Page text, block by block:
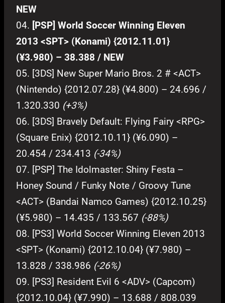
NEW
04. [PSP] World Soccer Winning Eleven
2013 <SPT> (Konami) {2012.11.01}
(¥3.980) – 38.388 / NEW
05. [3DS] New Super Mario Bros. 2 # <ACT>
(Nintendo) {2012.07.28} (¥4.800) – 24.696 /
1.320.330 (+3%)
06. [3DS] Bravely Default: Flying Fairy <RPG>
(Square Enix) {2012.10.11} (¥6.090) –
20.454 / 234.413 (-34%)
07. [PSP] The Idolmaster: Shiny Festa –
Honey Sound / Funky Note / Groovy Tune
<ACT> (Bandai Namco Games) {2012.10.25}
(¥5.980) – 14.435 / 133.567 (-88%)
08. [PS3] World Soccer Winning Eleven 2013
<SPT> (Konami) {2012.10.04} (¥7.980) –
13.828 / 338.986 (-26%)
09. [PS3] Resident Evil 6 <ADV> (Capcom)
{2012.10.04} (¥7.990) – 13.688 / 808.039